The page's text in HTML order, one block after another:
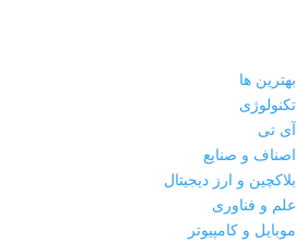
بهترین ها
تکنولوژی
آی تی
اصناف و صنایع
بلاکچین و ارز دیجیتال
علم و فناوری
موبایل و کامپیوتر